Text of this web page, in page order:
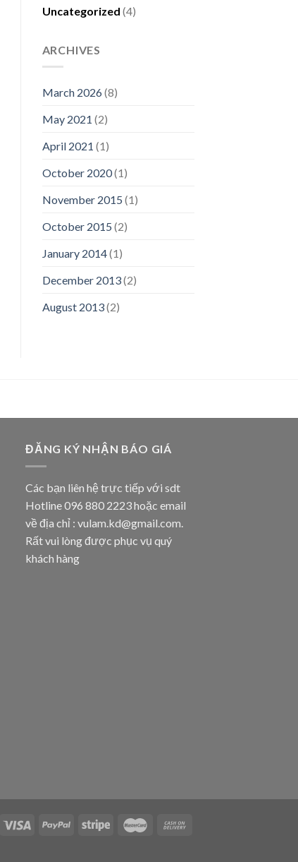
Uncategorized (4)
ARCHIVES
March 2026(8)
May 2021 (2)
April 2021 (1)
October 2020(1)
November 2015 (1)
October 2015 (2)
January 2014(1)
December 2013(2)
August 2013(2)
ĐĂNG KÝ NHẬN BÁO GIÁ
Các bạn liên hệ trực tiếp với sdt
Hotline 096 880 2223 hoặc email
về địa chỉ : vulam.kd@gmail.com.
Rất vui lòng được phục vụ quý
khách hàng